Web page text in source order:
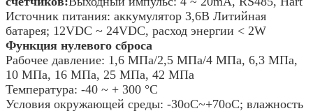
Источник питания: аккумулятор 3,6В Литийная
батарея; 12VDC ~ 24VDC, расход энергии < 2W
Функция нулевого сброса
Рабочее давление: 1,6 МПа/2,5 МПа/4 МПа, 6,3 МПа,
10 МПа, 16 МПа, 25 МПа, 42 МПа
Температура: -40 ~ + 300 °C
Условия окружающей среды: -30oC~+70oC; влажность